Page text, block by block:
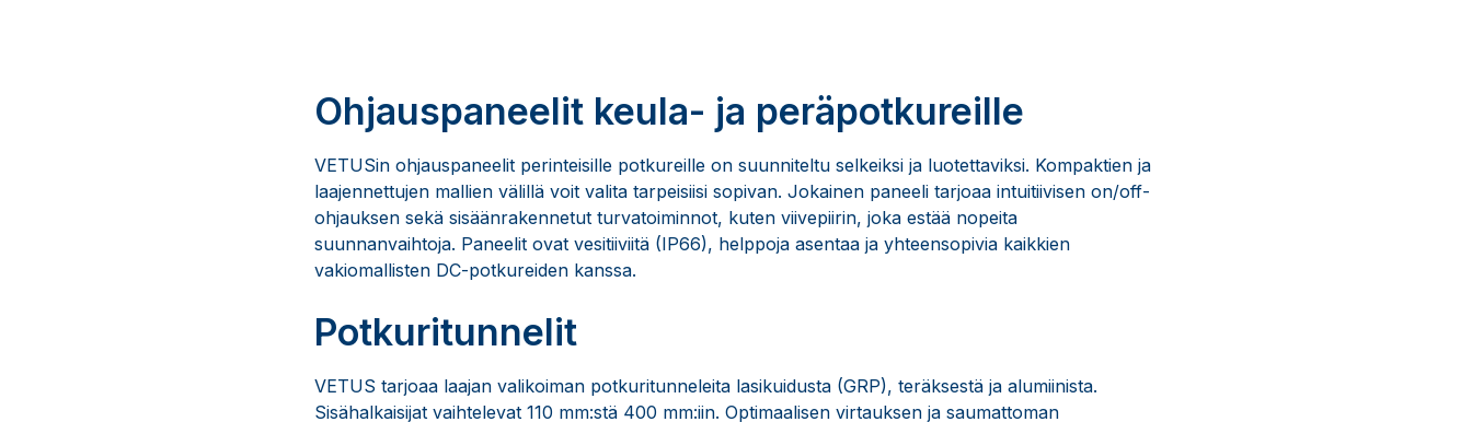
Ohjauspaneelit keula- ja peräpotkureille
VETUSin ohjauspaneelit perinteisille potkureille on suunniteltu selkeiksi ja luotettaviksi. Kompaktien ja
laajennettujen mallien välillä voit valita tarpeisiisi sopivan. Jokainen paneeli tarjoaa intuitiivisen on/off-
ohjauksen sekä sisäänrakennetut turvatoiminnot, kuten viivepiirin, joka estää nopeita
suunnanvaihtoja. Paneelit ovat vesitiiviitä (IP66), helppoja asentaa ja yhteensopivia kaikkien
vakiomallisten DC-potkureiden kanssa.
Potkuritunnelit
VETUS tarjoaa laajan valikoiman potkuritunneleita lasikuidusta (GRP), teräksestä ja alumiinista.
Sisähalkaisijat vaihtelevat 110 mm:stä 400 mm:iin. Optimaalisen virtauksen ja saumattoman